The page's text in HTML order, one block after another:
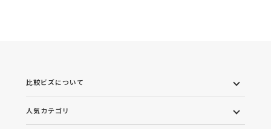
比較ビズについて
人気カテゴリ